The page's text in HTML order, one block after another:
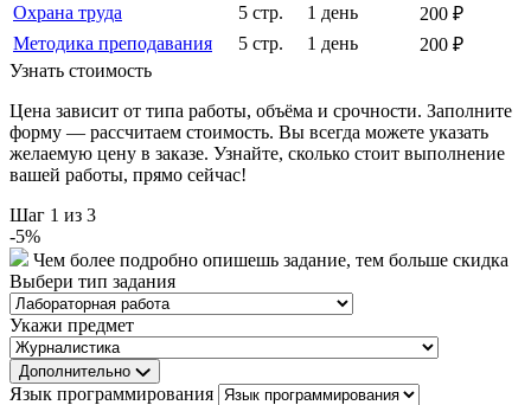
Охрана труда
5 стр. 1 день
200 ₽
Методика преподавания
5 стр. 1 день
200 ₽
Узнать стоимость
Цена зависит от типа работы, объёма и срочности. Заполните
форму — рассчитаем стоимость. Вы всегда можете указать
желаемую цену в заказе. Узнайте, сколько стоит выполнение
вашей работы, прямо сейчас!
Шаг 1 из 3
-5%
Чем более подробно опишешь задание, тем больше скидка
Выбери тип задания
Укажи предмет
Дополнительно
Язык программирования